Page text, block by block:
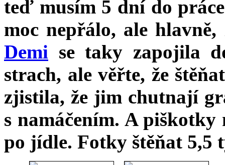
teď musím 5 dní do
moc nepřálo, ale
Demi se taky zapojila
strach, ale věřte, že
zjistila, že jim chutnají
s namáčením. A piškotky
po jídle. Fotky štěňat 5,5